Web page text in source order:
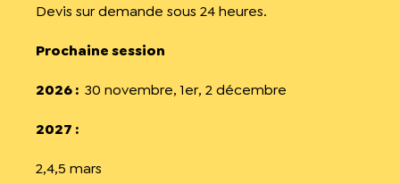
Devis sur demande sous 24 heures.
Prochaine session
2026 : 30 novembre, 1er, 2 décembre
2027 :
2,4,5 mars